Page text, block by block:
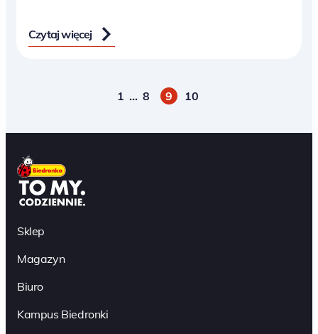
Czytaj więcej
Paginacja
1 … 8 9 10
Sklep
Magazyn
Biuro
Kampus Biedronki